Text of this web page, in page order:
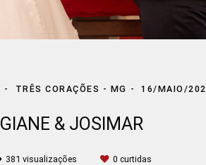
TRÊS CORAÇÕES - MG 16/MAIO/
GIANE & JOSIMAR
381 visualizações 0 curtidas